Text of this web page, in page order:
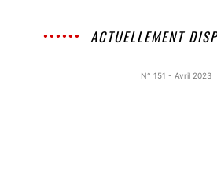
ACTUELLEMENT
N° 151 - Avril 2023